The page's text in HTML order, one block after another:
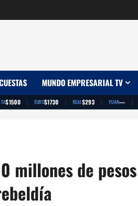
MUNDO EMPRESARIAL TV
$1500 | EURO$1730 | REAL$293 | YUAN— |
millones de pesos